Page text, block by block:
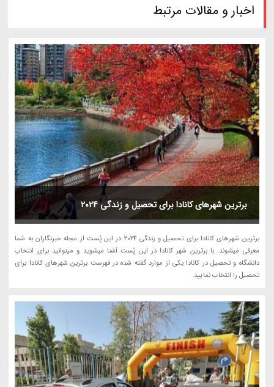
اخبار و مقالات مرتبط
برترین شهرهای کانادا برای تحصیل و زندگی 2024
برترین شهرهای کانادا برای تحصیل و زندگی 2024 در این پُست از مجله خبرنگاران به شما
معرفی میشوند. با برترین شهر کانادا در این پُست آشنا میشوید و میتوانید برای انتخاب
دانشگاه و تحصیل در کانادا یکی از موارد گفته شده در فهرست برترین شهرهای کانادا برای
تحصیل را انتخاب نمایید.